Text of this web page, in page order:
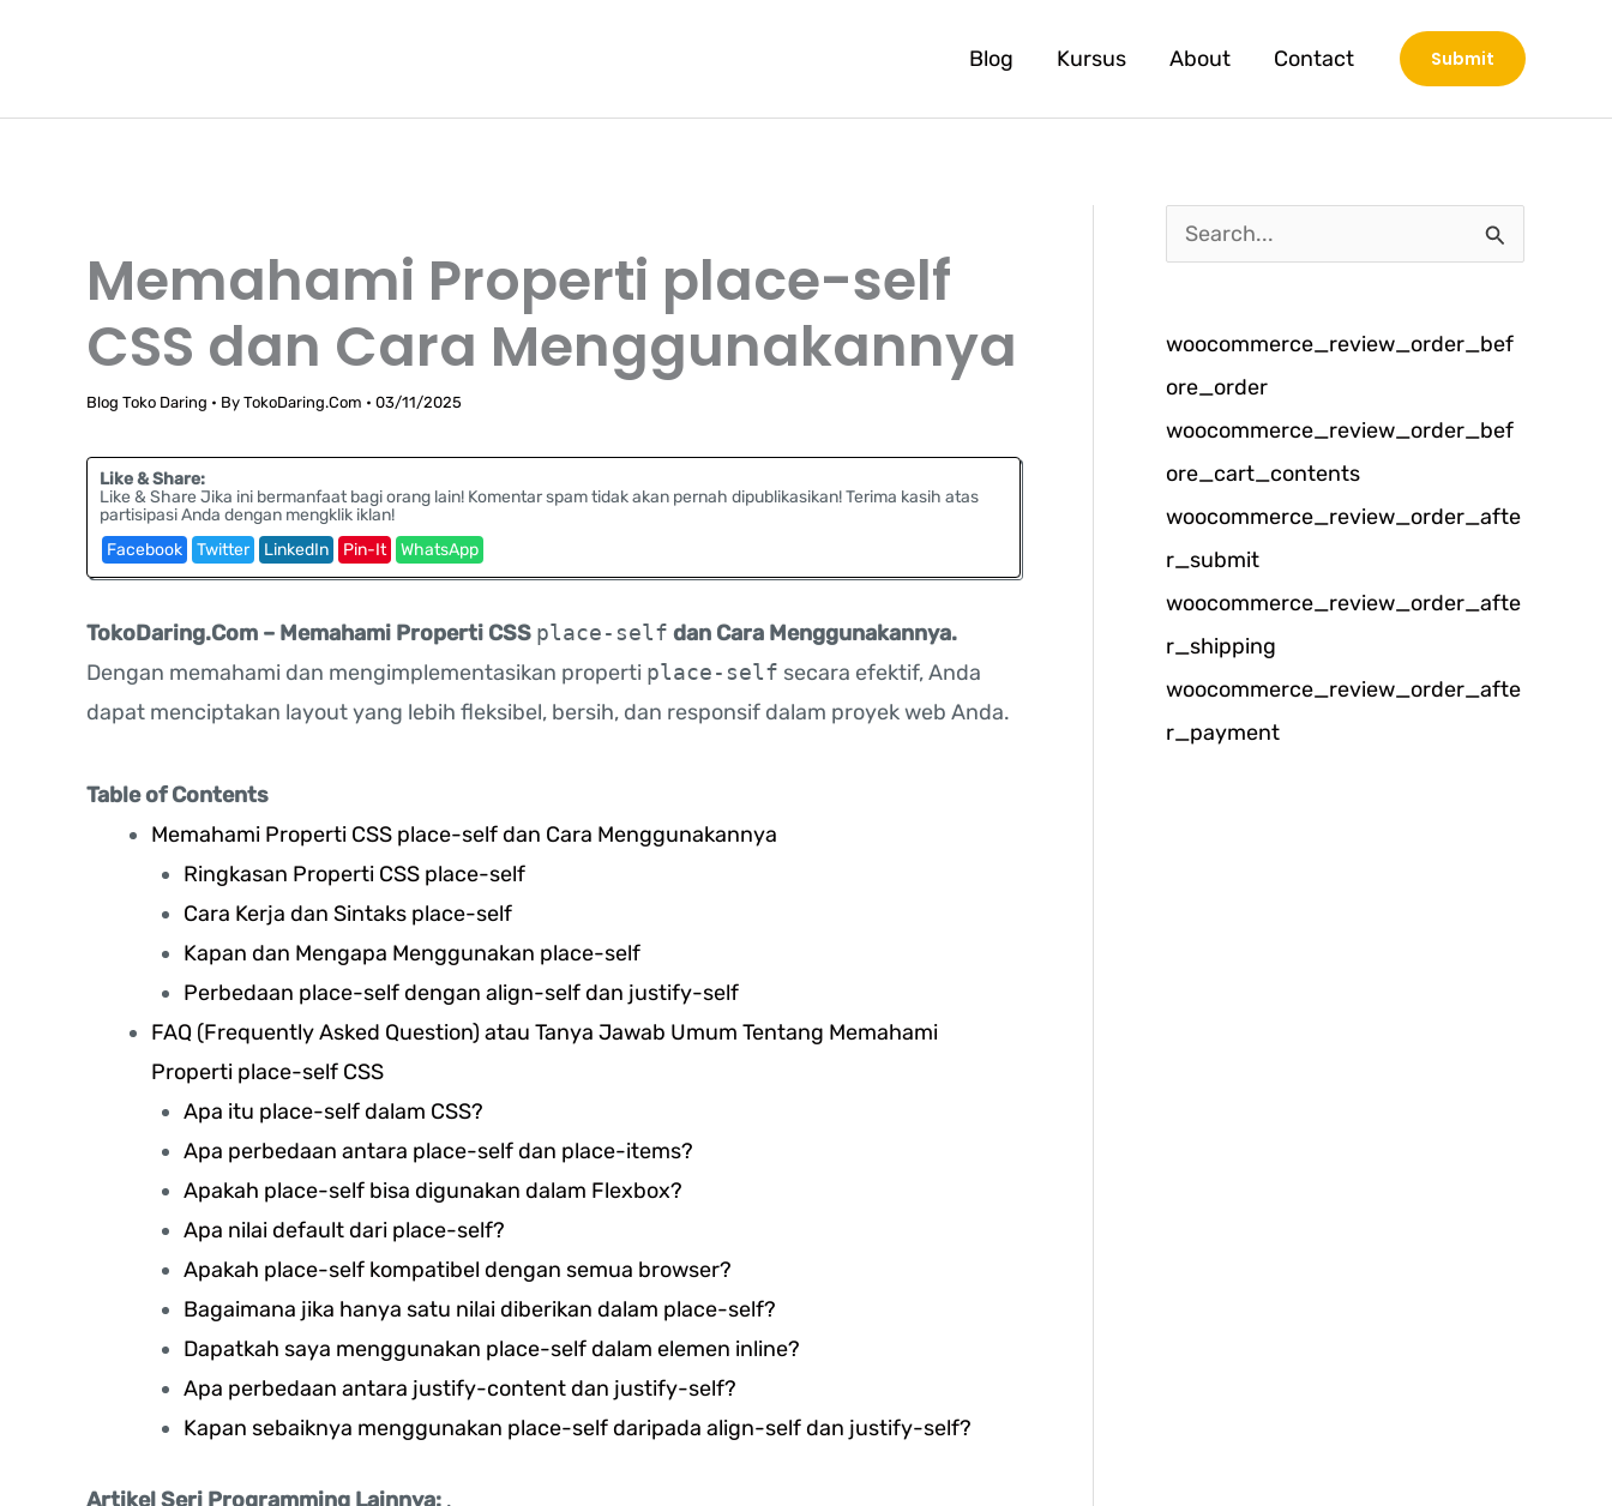
Blog Kursus About Contact Submit
Memahami Properti place-self
CSS dan Cara Menggunakannya
Blog Toko Daring • By TokoDaring.Com • 03/11/2025
Like & Share:
Like & Share Jika ini bermanfaat bagi orang lain! Komentar spam tidak akan pernah dipublikasikan! Terima kasih atas
partisipasi Anda dengan mengklik iklan!
Facebook
Twitter LinkedIn Pin-It WhatsApp
TokoDaring.Com – Memahami Properti CSS place-self dan Cara Menggunakannya.
Dengan memahami dan mengimplementasikan properti place-self secara efektif, Anda
dapat menciptakan layout yang lebih fleksibel, bersih, dan responsif dalam proyek web Anda.
Table of Contents
Memahami Properti CSS place-self dan Cara Menggunakannya
Ringkasan Properti CSS place-self
Cara Kerja dan Sintaks place-self
Kapan dan Mengapa Menggunakan place-self
Perbedaan place-self dengan align-self dan justify-self
FAQ (Frequently Asked Question) atau Tanya Jawab Umum Tentang Memahami
Properti place-self CSS
Apa itu place-self dalam CSS?
Apa perbedaan antara place-self dan place-items?
Apakah place-self bisa digunakan dalam Flexbox?
Apa nilai default dari place-self?
Apakah place-self kompatibel dengan semua browser?
Bagaimana jika hanya satu nilai diberikan dalam place-self?
Dapatkah saya menggunakan place-self dalam elemen inline?
Apa perbedaan antara justify-content dan justify-self?
Kapan sebaiknya menggunakan place-self daripada align-self dan justify-self?
Artikel Seri Programming Lainnya: .
a
i
u
n
t
u
k
:
woocommerce_review_order_bef
ore_order
woocommerce_review_order_bef
ore_cart_contents
woocommerce_review_order_afte
r_submit
woocommerce_review_order_afte
r_shipping
woocommerce_review_order_afte
r_payment